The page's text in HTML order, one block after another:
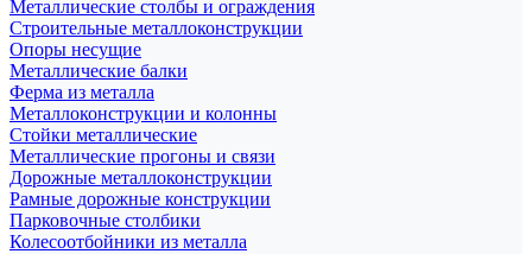
Металлические столбы и ограждения
Строительные металлоконструкции
Опоры несущие
Металлические балки
Ферма из металла
Металлоконструкции и колонны
Стойки металлические
Металлические прогоны и связи
Дорожные металлоконструкции
Рамные дорожные конструкции
Парковочные столбики
Колесоотбойники из металла